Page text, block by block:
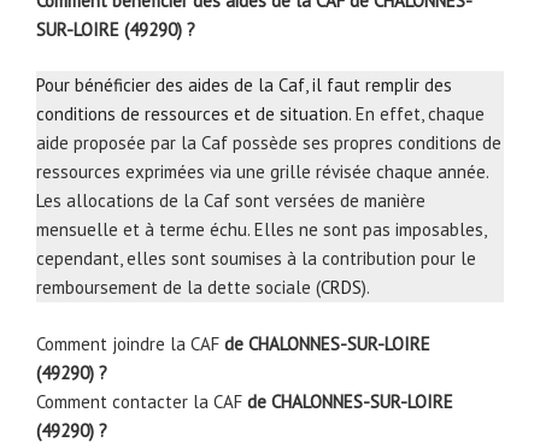
SUR-LOIRE (49290) ?
Pour bénéficier des aides de la Caf, il faut remplir des
conditions de ressources et de situation. En effet, chaque
aide proposée par la Caf possède ses propres conditions de
ressources exprimées via une grille révisée chaque année.
Les allocations de la Caf sont versées de manière
mensuelle et à terme échu. Elles ne sont pas imposables,
cependant, elles sont soumises à la contribution pour le
remboursement de la dette sociale (CRDS).
Comment joindre la CAF de CHALONNES-SUR-LOIRE
(49290) ?
Comment contacter la CAF de CHALONNES-SUR-LOIRE
(49290) ?